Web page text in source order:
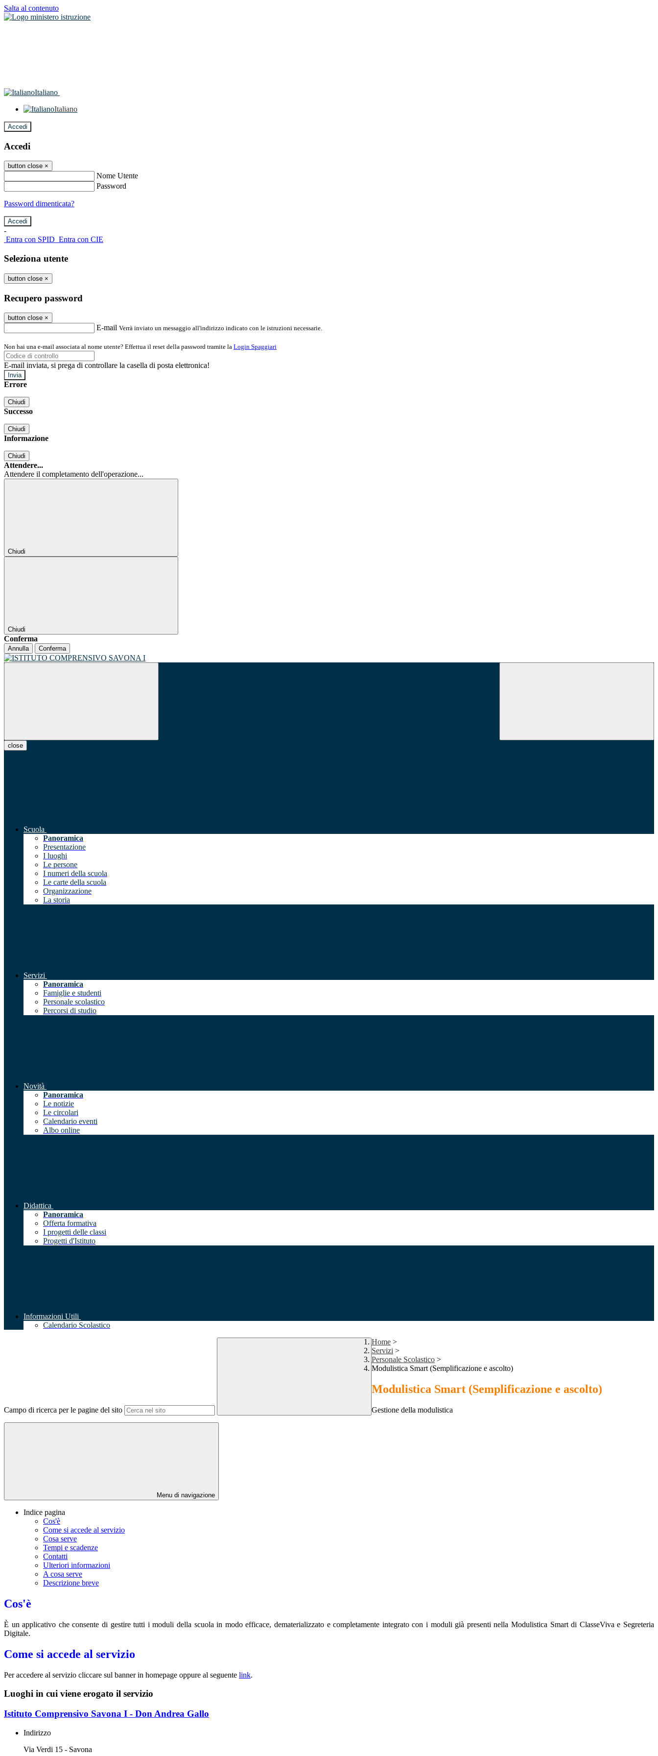
Salta al contenuto
Italiano
Italiano
Accedi
Accedi
button close ×
Nome Utente
Password
Password dimenticata?
-
Entra con SPID Entra con CIE
Seleziona utente
button close ×
Recupero password
button close ×
E-mail Verrà inviato un messaggio all'indirizzo indicato con le istruzioni necessarie.
Non hai una e-mail associata al nome utente? Effettua il reset della password tramite la Login Spaggiari
E-mail inviata, si prega di controllare la casella di posta elettronica!
Errore
Chiudi
Successo
Chiudi
Informazione
Chiudi
Attendere...
Attendere il completamento dell'operazione...
Chiudi
Chiudi
Conferma
Annulla Conferma
close
Scuola
Panoramica
Presentazione
I luoghi
Le persone
I numeri della scuola
Le carte della scuola
Organizzazione
La storia
Servizi
Panoramica
Famiglie e studenti
Personale scolastico
Percorsi di studio
Novità
Panoramica
Le notizie
Le circolari
Calendario eventi
Albo online
Didattica
Panoramica
Offerta formativa
I progetti delle classi
Progetti d'Istituto
Informazioni Utili
Calendario Scolastico
Campo di ricerca per le pagine del sito
Home >
Servizi >
Personale Scolastico >
Modulistica Smart (Semplificazione e ascolto)
Modulistica Smart (Semplificazione e ascolto)
Gestione della modulistica
Menu di navigazione
Indice pagina
Cos'è
Come si accede al servizio
Cosa serve
Tempi e scadenze
Contatti
Ulteriori informazioni
A cosa serve
Descrizione breve
Cos'è
È un applicativo che consente di gestire tutti i moduli della scuola in modo efficace, dematerializzato e completamente integrato con i moduli già presenti nella Modulistica Smart di ClasseViva e Segreteria
Digitale.
Come si accede al servizio
Per accedere al servizio cliccare sul banner in homepage oppure al seguente link.
Luoghi in cui viene erogato il servizio
Istituto Comprensivo Savona I - Don Andrea Gallo
Indirizzo
Via Verdi 15 - Savona